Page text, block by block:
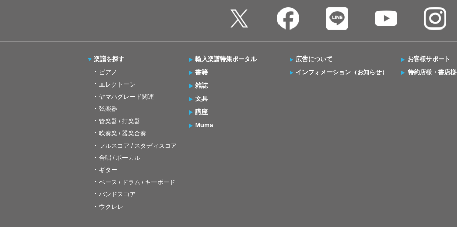
楽譜を探す
ピアノ
エレクトーン
ヤマハグレード関連
弦楽器
管楽器 / 打楽器
吹奏楽 / 器楽合奏
フルスコア / スタディスコア
合唱 / ボーカル
ギター
ベース / ドラム / キーボード
バンドスコア
ウクレレ
輸入楽譜特集ポータル
書籍
雑誌
文具
講座
Muma
広告について
インフォメーション（お知らせ）
お客様サポート
特約店様・書店